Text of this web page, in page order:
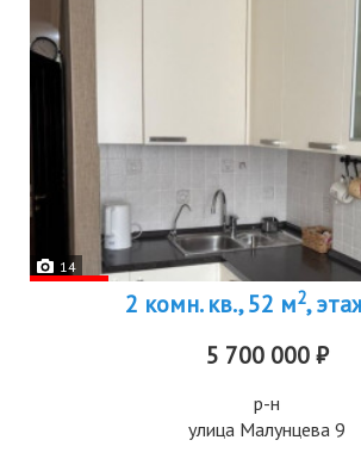
14
2 комн. кв., 52 м2,
5 700 000 ₽
р-н
улица Малунцева 9